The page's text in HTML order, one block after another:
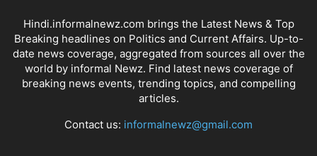
Hindi.informalnewz.com brings the Latest News & Top
Breaking headlines on Politics and Current Affairs. Up-to-
date news coverage, aggregated from sources all over the
world by informal Newz. Find latest news coverage of
breaking news events, trending topics, and compelling
articles.
Contact us: informalnewz@gmail.com